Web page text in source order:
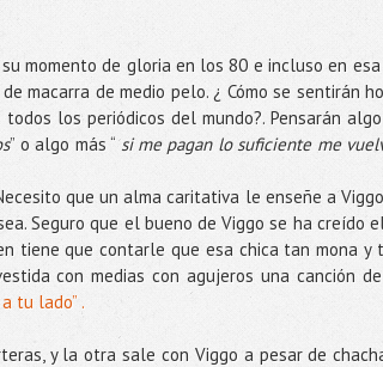
momento de gloria en los 80 e incluso en
macarra de medio pelo. ¿ Cómo se sentirán
los periódicos del mundo?. Pensarán
” o algo más “si me pagan lo suficiente me
que un alma caritativa le enseñe a
Seguro que el bueno de Viggo se ha creído
tiene que contarle que esa chica tan mona y
con medias con agujeros una canción
tu lado” .
y la otra sale con Viggo a pesar de